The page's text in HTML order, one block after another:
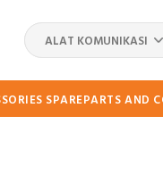
ALAT KOMUNIKASI
SPAREPARTS AND